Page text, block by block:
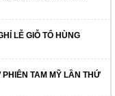
LỄ GIỖ TỔ HÙNG
TAM MỸ LẦN THỨ